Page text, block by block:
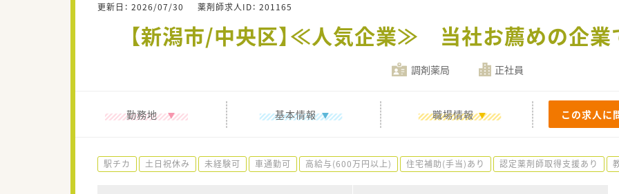
更新日： 2026/07/30 薬剤師求人ID： 201165
【新潟市/中央区】≪人気企業≫ 当社お薦めの企業
調剤薬局 正社員
勤務地 基本情報 職場情報 この求人に
駅チカ 土日祝休み 未経験可 車通勤可 高給与(600万円以上) 住宅補助(手当)あり 認定薬剤師取得支援あり